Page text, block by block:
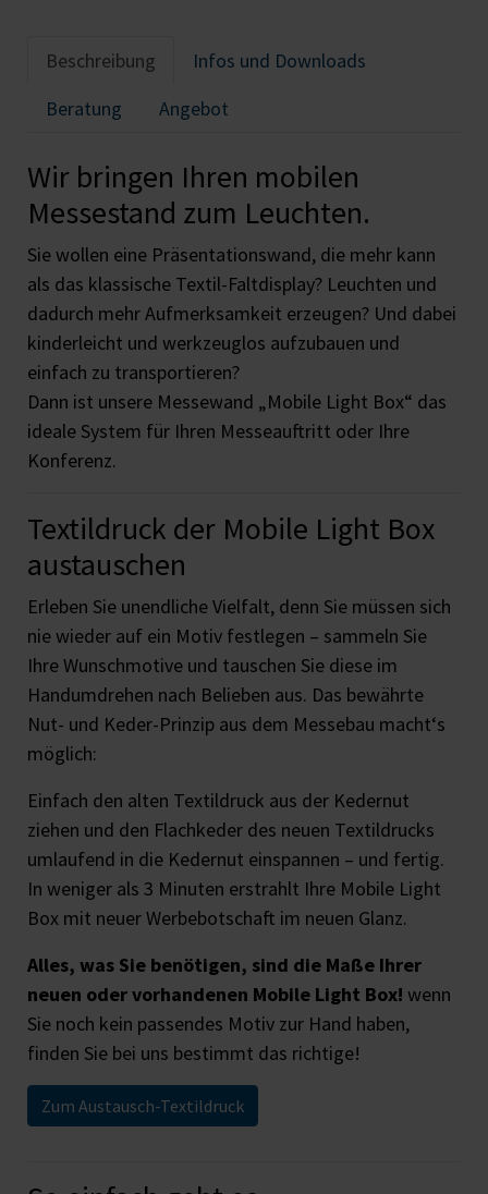
Beschreibung
Infos und Downloads
Beratung
Angebot
Wir bringen Ihren mobilen
Messestand zum Leuchten.
Sie wollen eine Präsentationswand, die mehr kann
als das klassische Textil-Faltdisplay? Leuchten und
dadurch mehr Aufmerksamkeit erzeugen? Und dabei
kinderleicht und werkzeuglos aufzubauen und
einfach zu transportieren?
Dann ist unsere Messewand „Mobile Light Box“ das
ideale System für Ihren Messeauftritt oder Ihre
Konferenz.
Textildruck der Mobile Light Box
austauschen
Erleben Sie unendliche Vielfalt, denn Sie müssen sich
nie wieder auf ein Motiv festlegen – sammeln Sie
Ihre Wunschmotive und tauschen Sie diese im
Handumdrehen nach Belieben aus. Das bewährte
Nut- und Keder-Prinzip aus dem Messebau macht‘s
möglich:
Einfach den alten Textildruck aus der Kedernut
ziehen und den Flachkeder des neuen Textildrucks
umlaufend in die Kedernut einspannen – und fertig.
In weniger als 3 Minuten erstrahlt Ihre Mobile Light
Box mit neuer Werbebotschaft im neuen Glanz.
Alles, was Sie benötigen, sind die Maße Ihrer
neuen oder vorhandenen Mobile Light Box! wenn
Sie noch kein passendes Motiv zur Hand haben,
finden Sie bei uns bestimmt das richtige!
Zum Austausch-Textildruck